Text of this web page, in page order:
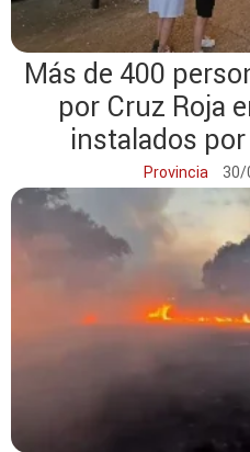
Más de 400
por Cruz Roja
instalados
Provincia 30/